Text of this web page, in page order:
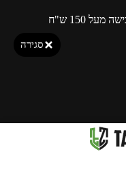
150 ש"ח
סגירה